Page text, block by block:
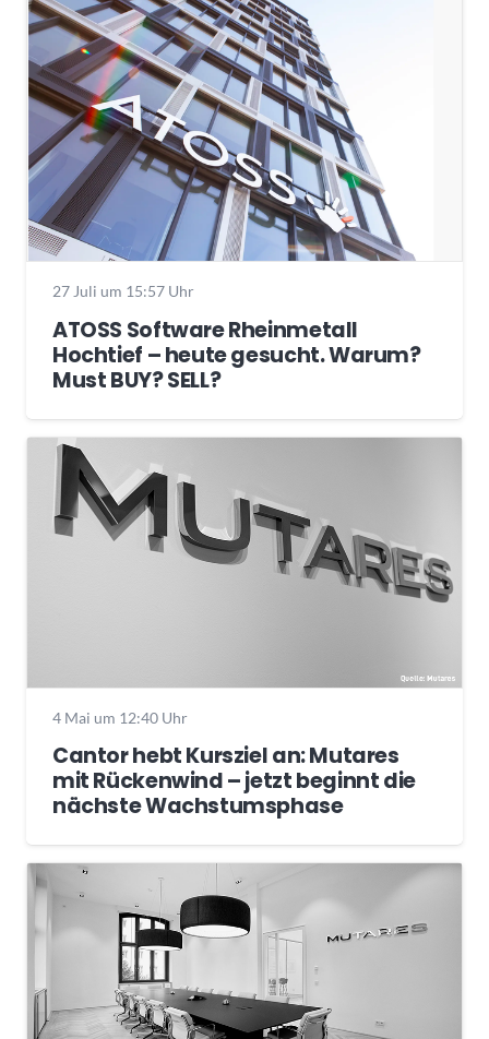
27 Juli um 15:57 Uhr
ATOSS Software Rheinmetall
Hochtief – heute gesucht. Warum?
Must BUY? SELL?
4 Mai um 12:40 Uhr
Cantor hebt Kursziel an: Mutares
mit Rückenwind – jetzt beginnt die
nächste Wachstumsphase